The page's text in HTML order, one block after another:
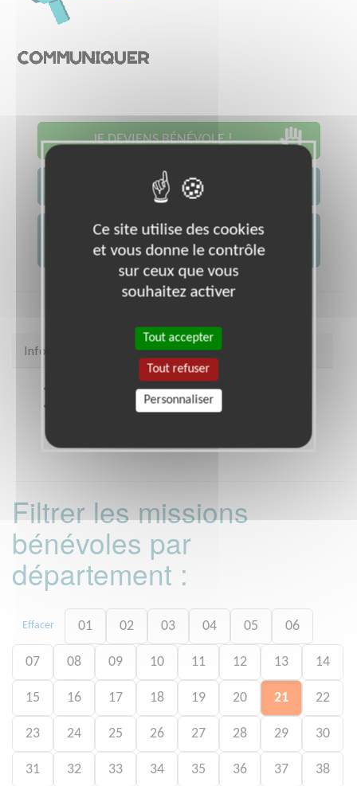
JE DEVIENS BÉNÉVOLE !
JE CONTACTE L'ASSOCIATION
JE FAIS UN DON À
AFM -...
Infos pratiques
coordination.telethon.fr/coo/0220/
105 Rue de Moncontour, 22950
Filtrer les missions
bénévoles par
département :
Effacer 01 02 03 04 05 06
07 08 09 10 11 12 13 14
15 16 17 18 19 20 21 22
23 24 25 26 27 28 29 30
31 32 33 34 35 36 37 38
Ce site utilise des cookies
et vous donne le contrôle
sur ceux que vous
souhaitez activer
Tout accepter
Tout refuser
Personnaliser